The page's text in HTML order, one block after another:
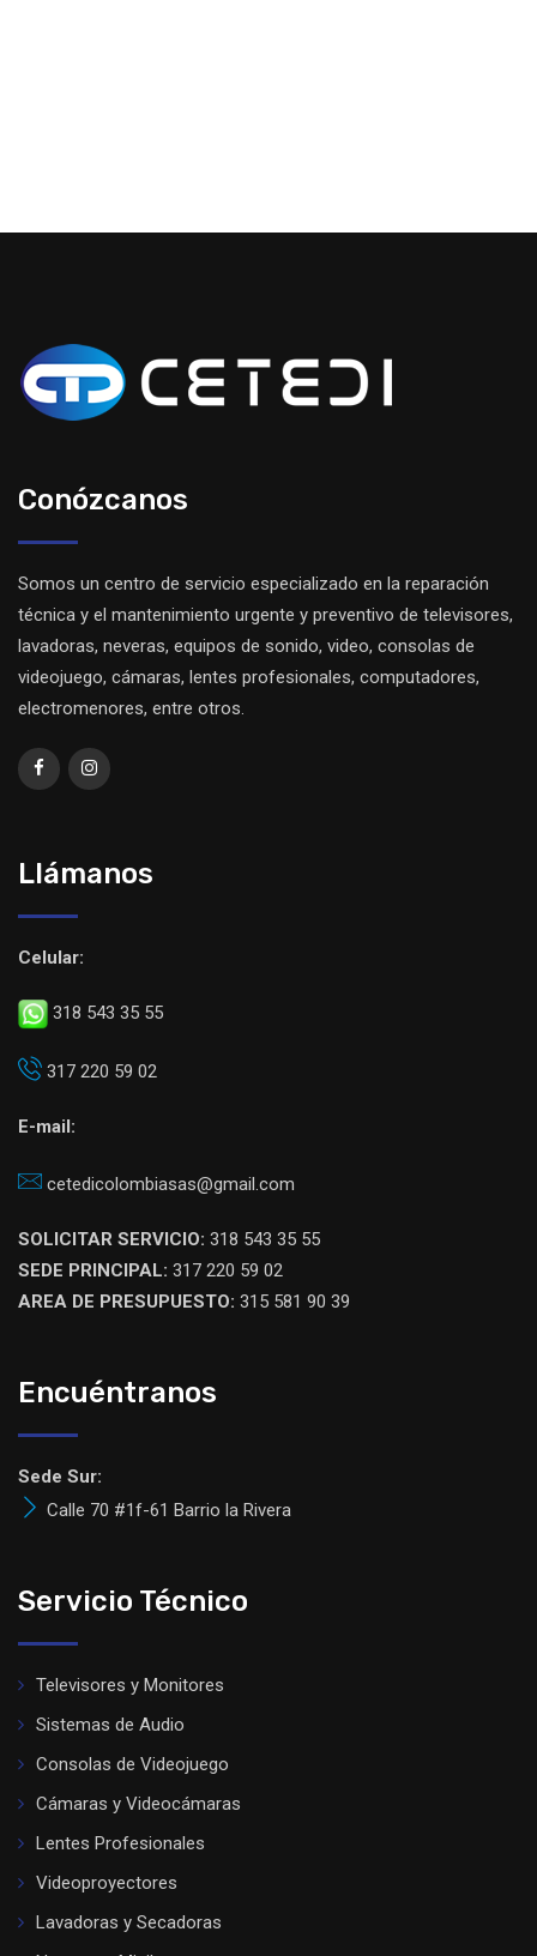
Conózcanos
Somos un centro de servicio especializado en la reparación
técnica y el mantenimiento urgente y preventivo de televisores,
lavadoras, neveras, equipos de sonido, video, consolas de
videojuego, cámaras, lentes profesionales, computadores,
electromenores, entre otros.
Llámanos
Celular:
318 543 35 55
317 220 59 02
E-mail:
cetedicolombiasas@gmail.com
SOLICITAR SERVICIO: 318 543 35 55
SEDE PRINCIPAL: 317 220 59 02
AREA DE PRESUPUESTO: 315 581 90 39
Encuéntranos
Sede Sur:
Calle 70 #1f-61 Barrio la Rivera
Servicio Técnico
Televisores y Monitores
Sistemas de Audio
Consolas de Videojuego
Cámaras y Videocámaras
Lentes Profesionales
Videoproyectores
Lavadoras y Secadoras